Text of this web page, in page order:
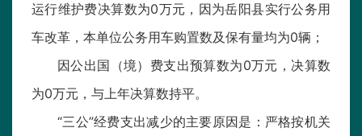
运行维护费决算数为0万元，因为岳阳县实行公务用
车改革，本单位公务用车购置数及保有量均为0辆；
因公出国（境）费支出预算数为0万元，决算数
为0万元，与上年决算数持平。
“三公”经费支出减少的主要原因是：严格按机关